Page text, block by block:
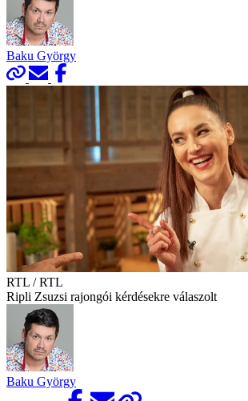
Baku György
RTL / RTL
Ripli Zsuzsi rajongói kérdésekre válaszolt
Baku György